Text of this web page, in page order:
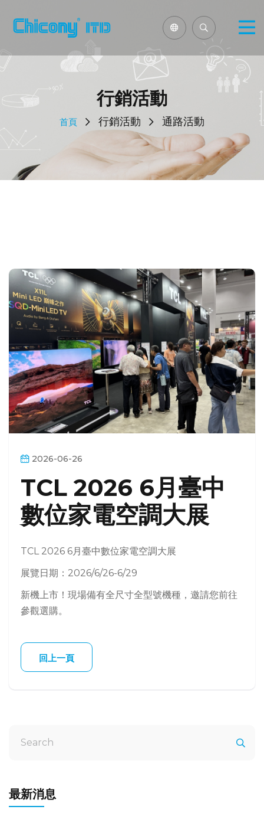
行銷活動
首頁 行銷活動 通路活動
2026-06-26
TCL 2026 6月臺中
數位家電空調大展
TCL 2026 6月臺中數位家電空調大展
展覽日期： 2026/6/26-6/29
新機上市！現場備有全尺寸全型號機種，邀請您前往
參觀選購。
回上一頁
最新消息